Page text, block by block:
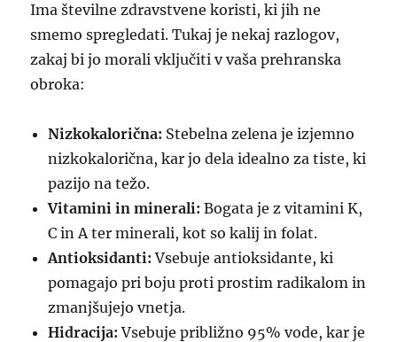
Ima številne zdravstvene koristi, ki jih ne
smemo spregledati. Tukaj je nekaj razlogov,
zakaj bi jo morali vključiti v vaša prehranska
obroka:
Nizkokalorična: Stebelna zelena je izjemno
nizkokalorična, kar jo dela idealno za tiste, ki
pazijo na težo.
Vitamini in minerali: Bogata je z vitamini K,
C in A ter minerali, kot so kalij in folat.
Antioksidanti: Vsebuje antioksidante, ki
pomagajo pri boju proti prostim radikalom in
zmanjšujejo vnetja.
Hidracija: Vsebuje približno 95% vode, kar je